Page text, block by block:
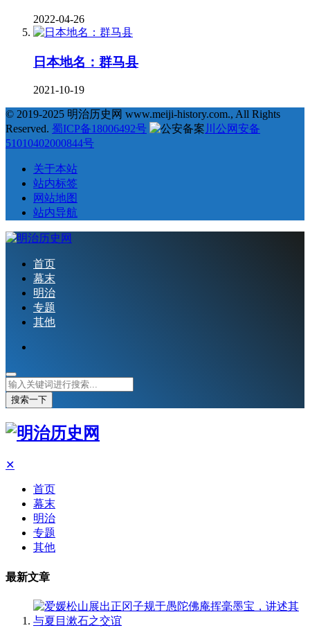
2022-04-26
日本地名：群马县
2021-10-19
© 2019-2025 明治历史网 www.meiji-history.com., All Rights
Reserved. 蜀ICP备18006492号
川公网安备
51010402000844号
关于本站
站内标签
网站地图
站内导航
首页
幕末
明治
专题
其他
搜索一下
✕
首页
幕末
明治
专题
其他
最新文章